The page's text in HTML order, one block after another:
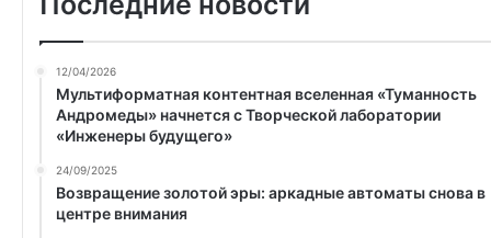
12/04/2026
Мультиформатная контентная вселенная «Туманность
Андромеды» начнется с Творческой лаборатории
«Инженеры будущего»
24/09/2025
Возвращение золотой эры: аркадные автоматы снова в
центре внимания